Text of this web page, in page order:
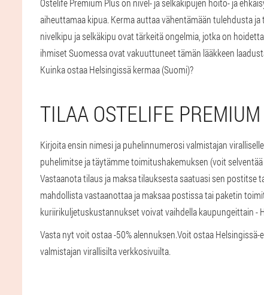
Ostelife Premium Plus on nivel- ja selkäkipujen hoito- ja
aiheuttamaa kipua. Kerma auttaa vähentämään tulehdusta
nivelkipu ja selkäkipu ovat tärkeitä ongelmia, jotka on
ihmiset Suomessa ovat vakuuttuneet tämän lääkkeen
Kuinka ostaa Helsingissä kermaa (Suomi)?
TILAA OSTELIFE
Kirjoita ensin nimesi ja puhelinnumerosi valmistajan
puhelimitse ja täytämme toimitushakemuksen (voit
Vastaanota tilaus ja maksa tilauksesta saatuasi sen postitse
mahdollista vastaanottaa ja maksaa postissa tai paketin
kuriirikuljetuskustannukset voivat vaihdella kaupungeittain -
Vasta nyt voit ostaa -50% alennuksen.Voit ostaa Helsingissä-
valmistajan virallisilta verkkosivuilta.